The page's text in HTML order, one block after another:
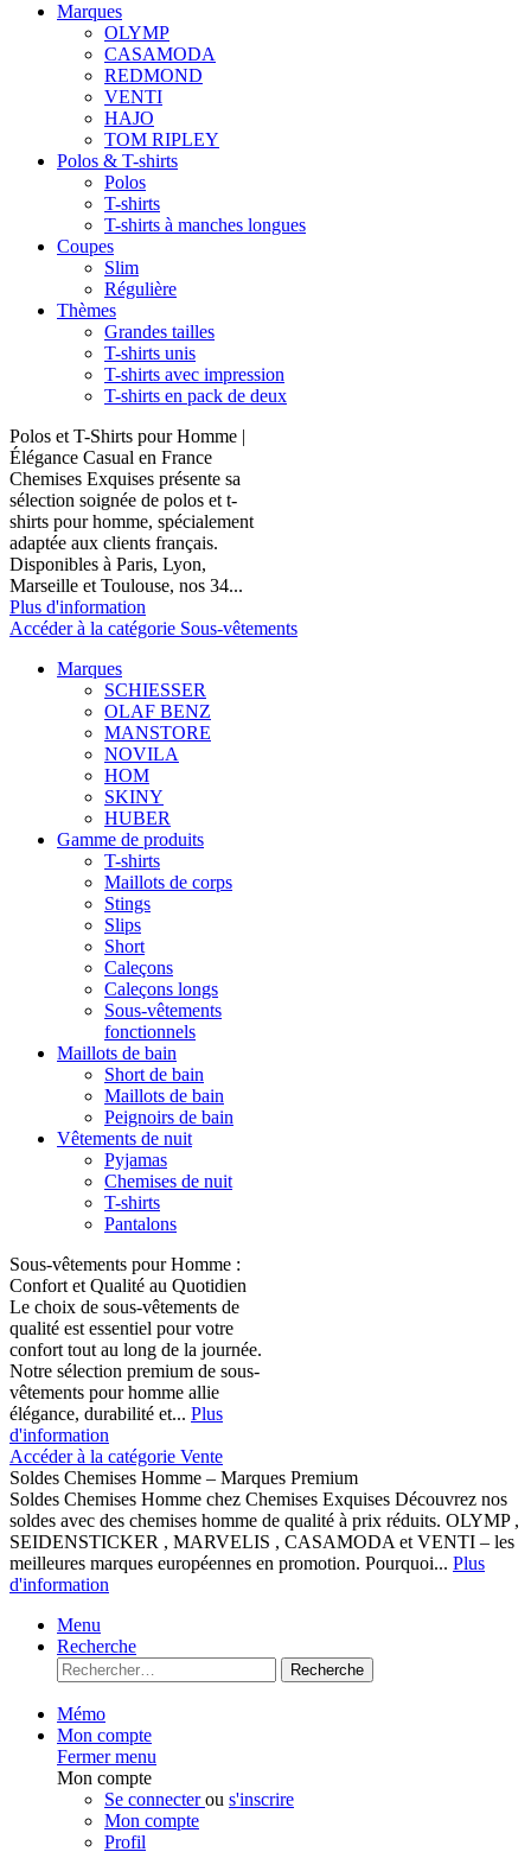
Marques
OLYMP
CASAMODA
REDMOND
VENTI
HAJO
TOM RIPLEY
Polos & T-shirts
Polos
T-shirts
T-shirts à manches longues
Coupes
Slim
Régulière
Thèmes
Grandes tailles
T-shirts unis
T-shirts avec impression
T-shirts en pack de deux
Polos et T-Shirts pour Homme |
Élégance Casual en France
Chemises Exquises présente sa
sélection soignée de polos et t-
shirts pour homme, spécialement
adaptée aux clients français.
Disponibles à Paris, Lyon,
Marseille et Toulouse, nos 34...
Plus d'information
Accéder à la catégorie Sous-vêtements
Marques
SCHIESSER
OLAF BENZ
MANSTORE
NOVILA
HOM
SKINY
HUBER
Gamme de produits
T-shirts
Maillots de corps
Stings
Slips
Short
Caleçons
Caleçons longs
Sous-vêtements
fonctionnels
Maillots de bain
Short de bain
Maillots de bain
Peignoirs de bain
Vêtements de nuit
Pyjamas
Chemises de nuit
T-shirts
Pantalons
Sous-vêtements pour Homme :
Confort et Qualité au Quotidien
Le choix de sous-vêtements de
qualité est essentiel pour votre
confort tout au long de la journée.
Notre sélection premium de sous-
vêtements pour homme allie
élégance, durabilité et... Plus
d'information
Accéder à la catégorie Vente
Soldes Chemises Homme – Marques Premium
Soldes Chemises Homme chez Chemises Exquises Découvrez nos
soldes avec des chemises homme de qualité à prix réduits. OLYMP ,
SEIDENSTICKER , MARVELIS , CASAMODA et VENTI – les
meilleures marques européennes en promotion. Pourquoi... Plus
d'information
Menu
Recherche
Recherche
Mémo
Mon compte
Fermer menu
Mon compte
Se connecterou s'inscrire
Mon compte
Profil